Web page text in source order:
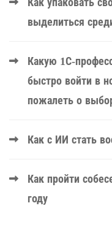
Как упаковать
выделиться
Какую 1С-
быстро войти в
пожалеть о
Как с ИИ стать
Как пройти
году